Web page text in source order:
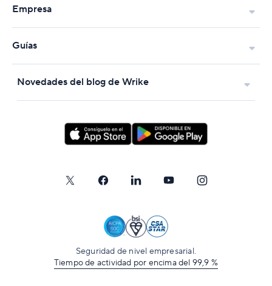
Empresa
Guías
Novedades del blog de Wrike
Seguridad de nivel empresarial.
Tiempo de actividad por encima del 99,9 %